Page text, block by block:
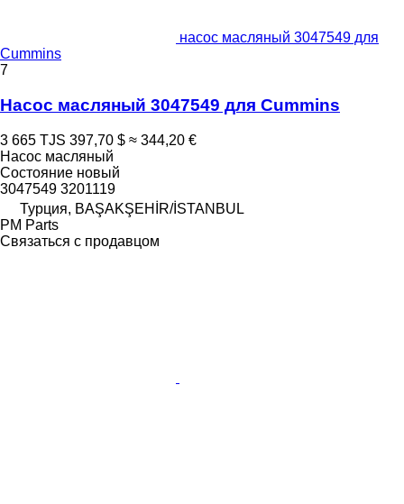
насос масляный 3047549 для
Cummins
7
Насос масляный 3047549 для Cummins
3 665 TJS 397,70 $ ≈ 344,20 €
Насос масляный
Состояние новый
3047549 3201119
Турция, BAŞAKŞEHİR/İSTANBUL
PM Parts
Связаться с продавцом